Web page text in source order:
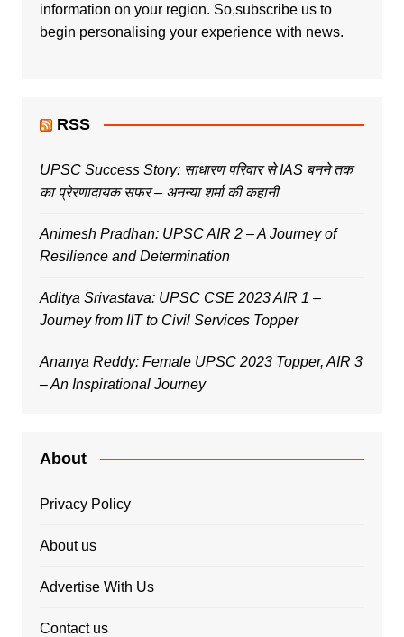
information on your region. So,subscribe us to
begin personalising your experience with news.
RSS
UPSC Success Story: साधारण परिवार से IAS बनने तक
का प्रेरणादायक सफर – अनन्या शर्मा की कहानी
Animesh Pradhan: UPSC AIR 2 – A Journey of
Resilience and Determination
Aditya Srivastava: UPSC CSE 2023 AIR 1 –
Journey from IIT to Civil Services Topper
Ananya Reddy: Female UPSC 2023 Topper, AIR 3
– An Inspirational Journey
About
Privacy Policy
About us
Advertise With Us
Contact us